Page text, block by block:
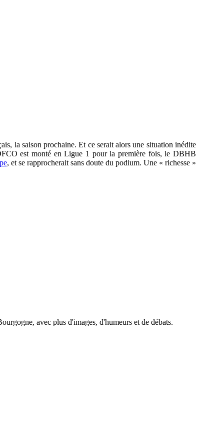
la saison prochaine. Et ce serait alors une situation inédite
est monté en Ligue 1 pour la première fois, le DBHB
, et se rapprocherait sans doute du podium. Une « richesse »
avec plus d'images, d'humeurs et de débats.